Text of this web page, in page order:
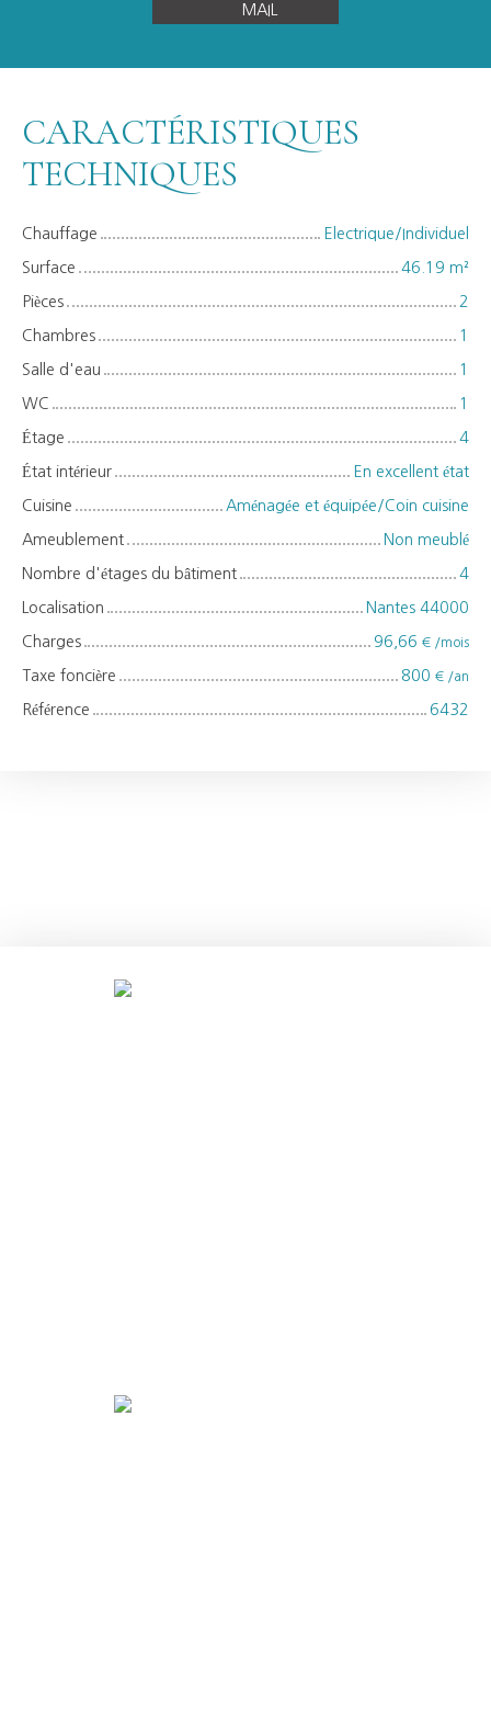
MAIL
CARACTÉRISTIQUES
TECHNIQUES
Chauffage Electrique/Individuel
Surface 46.19 m²
Pièces 2
Chambres 1
Salle d'eau 1
WC 1
Étage 4
État intérieur En excellent état
Cuisine Aménagée et équipée/Coin cuisine
Ameublement Non meublé
Nombre d'étages du bâtiment 4
Localisation Nantes 44000
Charges 96,66 € /mois
Taxe foncière 800 € /an
Référence 6432